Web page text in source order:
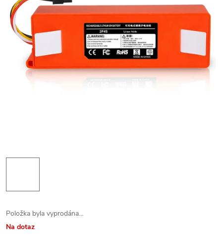
Položka byla vyprodána…
Na dotaz